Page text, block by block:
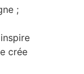
;
inspire
crée